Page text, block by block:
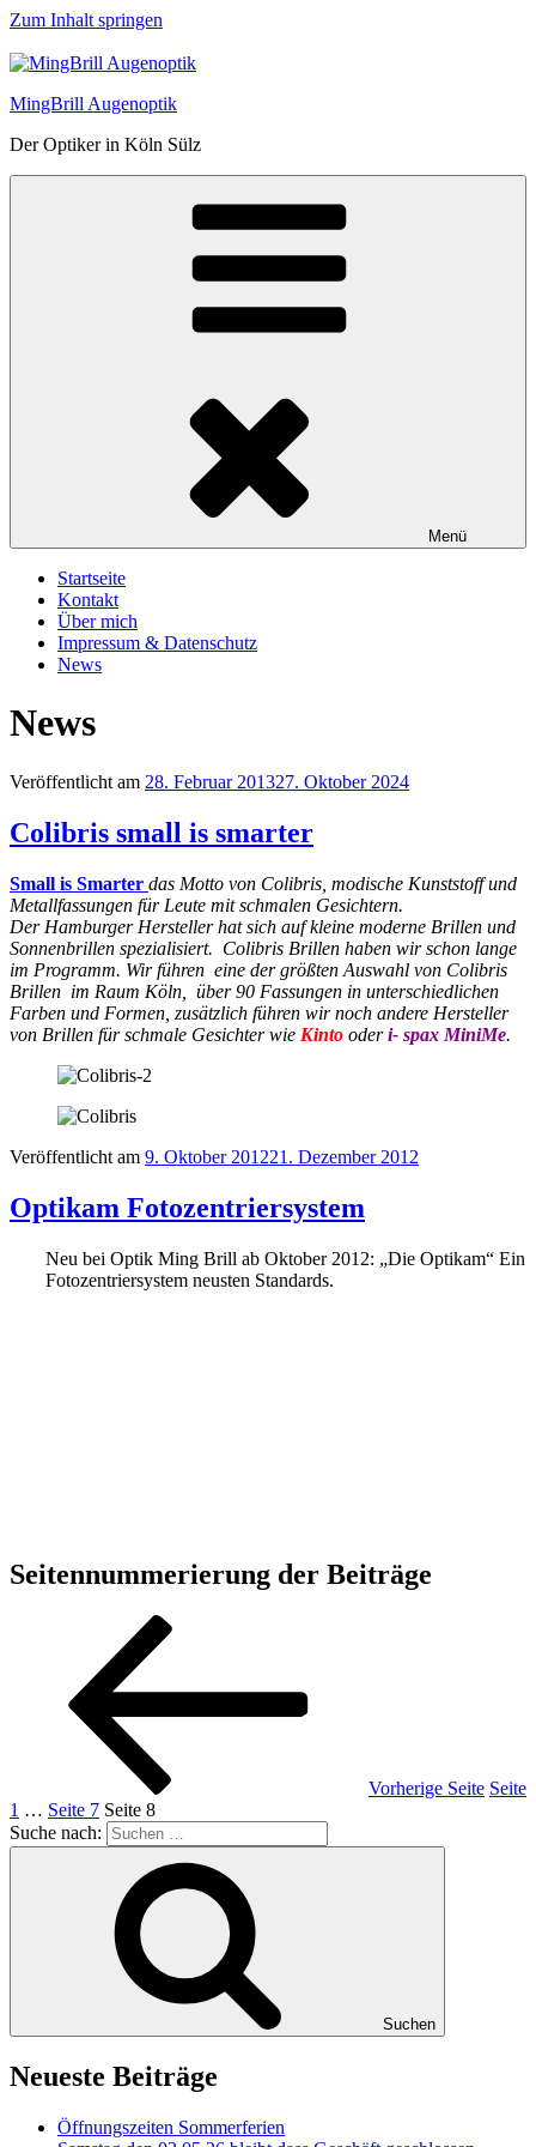
Zum Inhalt springen
MingBrill Augenoptik
Der Optiker in Köln Sülz
Menü
Startseite
Kontakt
Über mich
Impressum & Datenschutz
News
News
Veröffentlicht am 28. Februar 201327. Oktober 2024
Colibris small is smarter
Small is Smarter das Motto von Colibris, modische Kunststoff und
Metallfassungen für Leute mit schmalen Gesichtern.
Der Hamburger Hersteller hat sich auf kleine moderne Brillen und
Sonnenbrillen spezialisiert. Colibris Brillen haben wir schon lange
im Programm. Wir führen eine der größten Auswahl von Colibris
Brillen im Raum Köln, über 90 Fassungen in unterschiedlichen
Farben und Formen, zusätzlich führen wir noch andere Hersteller
von Brillen für schmale Gesichter wie Kinto oderi- spax MiniMe.
Veröffentlicht am 9. Oktober 201221. Dezember 2012
Optikam Fotozentriersystem
Neu bei Optik Ming Brill ab Oktober 2012: „Die Optikam“ Ein
Fotozentriersystem neusten Standards.
Seitennummerierung der Beiträge
Vorherige Seite Seite
1 … Seite 7 Seite 8
Suche nach:
Suchen
Neueste Beiträge
Öffnungszeiten Sommerferien